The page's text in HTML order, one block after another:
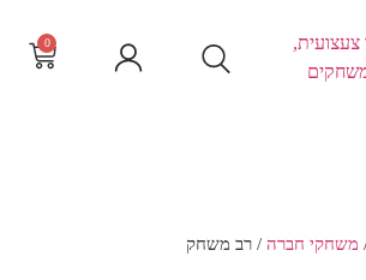
0
משחקי חברה / רב משחק